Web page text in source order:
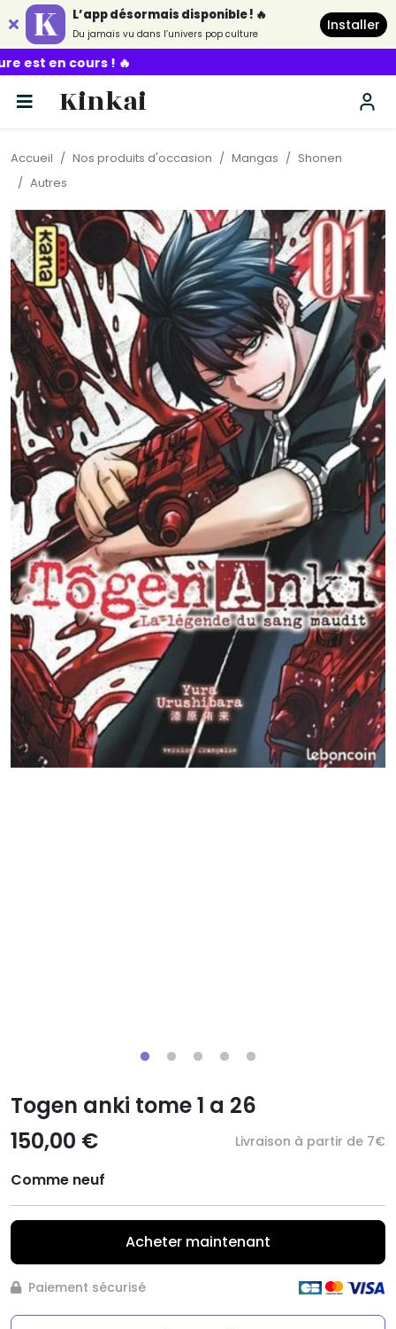
L’app désormais disponible ! 🔥
Du jamais vu dans l’univers pop culture
Installer
🔥
Kinkai
Accueil Nos produits d'occasion Mangas
Shonen
Autres
Togen anki tome 1 a 26
150,00 €
Livraison à partir de 7€
Comme neuf
Acheter maintenant
Paiement sécurisé